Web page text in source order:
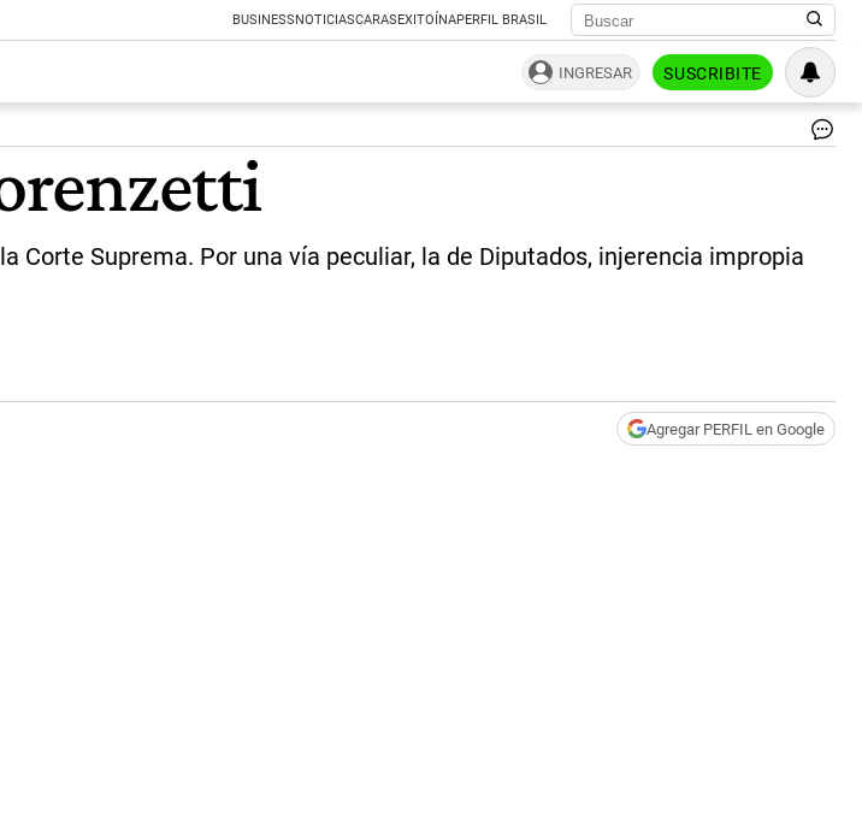
BUSINESSNOTICIASCARASEXITOÍNAPERFIL BRASIL
INGRESAR SUSCRIBITE
Suprema. Por una vía peculiar, la de Diputados, injerencia impropia
Agregar PERFIL en Google